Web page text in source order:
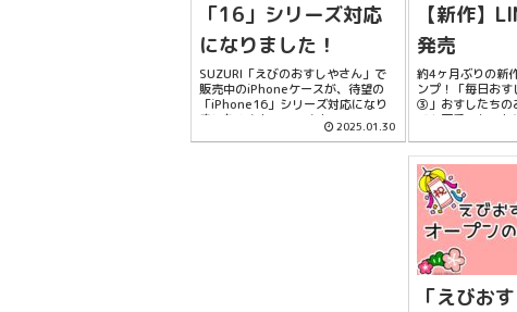
「16」シリーズ対応
になりました！
SUZURI「えびのおすしやさん」で
販売中のiPhoneケースが、待望の
「iPhone16」シリーズ対応になり
ました！ iPhone16 iPhone16 Pro
iPhone16 Plus iPhone16 P...
2025.01.30
【新作】
発売
約4ヶ月ぶりの新
ンプ！「毎日お
③」おすしたちの
ても可愛いセッ
今回のスタンプ
キレイでハイク
るかなーと思...
「えびお